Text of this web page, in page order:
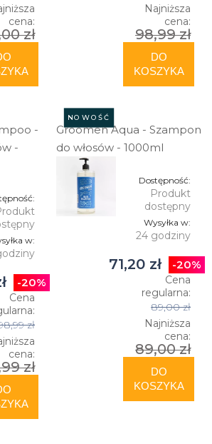
cena:
zł
Najniższa
cena:
98,99 zł
DO
KOSZYKA
-
-
w:
-20%
Cena
zł
cena:
zł
Groomen Aqua - Szampon
do włosów - 1000ml
Dostępność:
Produkt
dostępny
Wysyłka w:
24 godziny
71,20 zł -20%
Cena
regularna:
89,00 zł
Najniższa
cena:
89,00 zł
DO
KOSZYKA
NOWOŚĆ